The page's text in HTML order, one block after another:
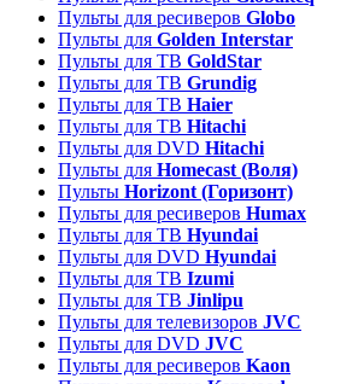
Пульты для ресиверов Globo
Пульты для Golden Interstar
Пульты для ТВ GoldStar
Пульты для ТВ Grundig
Пульты для ТВ Haier
Пульты для ТВ Hitachi
Пульты для DVD Hitachi
Пульты для Homecast (Воля)
Пульты Horizont (Горизонт)
Пульты для ресиверов Humax
Пульты для ТВ Hyundai
Пульты для DVD Hyundai
Пульты для ТВ Izumi
Пульты для ТВ Jinlipu
Пульты для телевизоров JVC
Пульты для DVD JVC
Пульты для ресиверов Kaon